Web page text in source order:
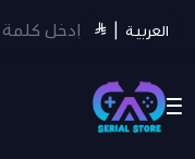
العربية
سيريل ستور | Serial Store